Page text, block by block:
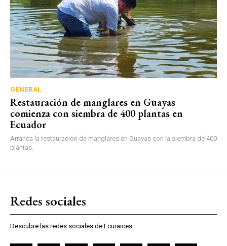
GENERAL
Restauración de manglares en Guayas
comienza con siembra de 400 plantas en
Ecuador
Arranca la restauración de manglares en Guayas con la siembra de 400
plantas.
Redes sociales
Descubre las redes sociales de Ecuraices